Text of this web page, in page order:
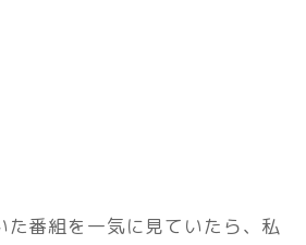
た番組を一気に見ていたら、私